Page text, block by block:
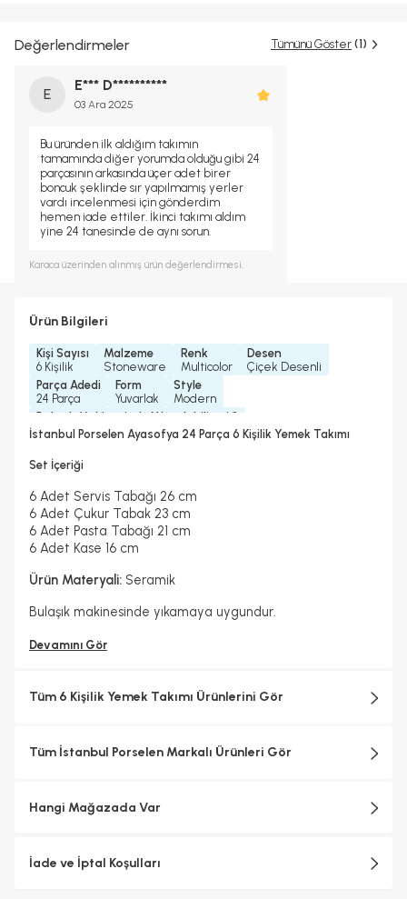
Değerlendirmeler Tümünü Göster (1)
E
E*** D**********
03 Ara 2025
Bu üründen ilk aldığım takımın
tamamında diğer yorumda olduğu gibi 24
parçasının arkasında üçer adet birer
boncuk şeklinde sır yapılmamış yerler
vardı incelenmesi için gönderdim
hemen iade ettiler. İkinci takımı aldım
yine 24 tanesinde de aynı sorun.
Karaca üzerinden alınmış ürün değerlendirmesi.
Ürün Bilgileri
Kişi Sayısı
6 Kişilik
Malzeme
Stoneware
Renk
Multicolor
Desen
Çiçek Desenli
Parça Adedi
24 Parça
Form
Yuvarlak
Style
Modern
Bulaşık Makinesinde Yıkanılabilir mi ?
Bulaşık Makinesinde Yıkanılabilir
Evet
İstanbul Porselen Ayasofya 24 Parça 6 Kişilik Yemek Takımı
Set İçeriği
6 Adet Servis Tabağı 26 cm
6 Adet Çukur Tabak 23 cm
6 Adet Pasta Tabağı 21 cm
6 Adet Kase 16 cm
Ürün Materyali: Seramik
Bulaşık makinesinde yıkamaya uygundur.
Devamını Gör
Tüm 6 Kişilik Yemek Takımı Ürünlerini Gör
Tüm İstanbul Porselen Markalı Ürünleri Gör
Hangi Mağazada Var
İade ve İptal Koşulları